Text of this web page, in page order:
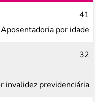
41
Aposentadoria por idade
32
invalidez previdenciária